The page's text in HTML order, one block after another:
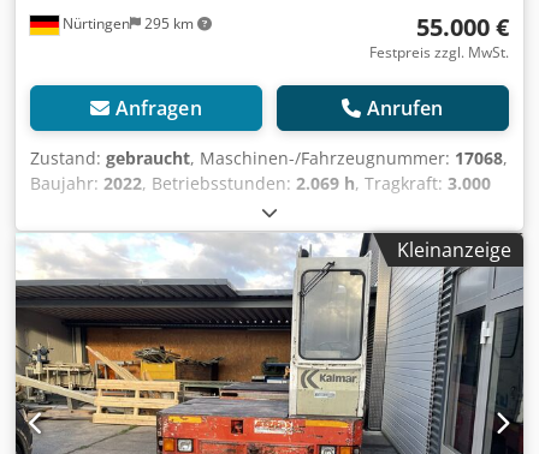
Nürtingen 295 km 55.000 €
Festpreis zzgl. MwSt.
Anfragen Anrufen
Zustand: gebraucht, Maschinen-/Fahrzeugnummer: 17068,
Baujahr: 2022, Betriebsstunden: 2.069 h, Tragkraft: 3.000
, Freihub:
Lastschwerpunkt:600 mm, Kraftstofftyp:elektrisch,
Masttyp:Triplex, Bauhöhe: 2.250 mm, Batteriespannung:
28 V, Gabellänge:1.150 mm, Vorderreifengröße:
16x7x10,5, Hinterreifengröße:22x10x16 , Gesamtgewicht:
8.610 kg, 5140896 Crodpfx Aezfd A Dsgkjf Seriennummer:
64882 Batterieangaben: 28 V, 6EPzS 930 und 20 V, 6EPzS
930 (Baujahr 2022)
Kleinanzeige